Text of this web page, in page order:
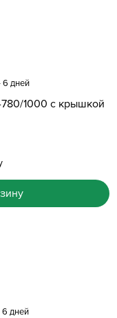
1000 с крышкой
6 дней
6 дней